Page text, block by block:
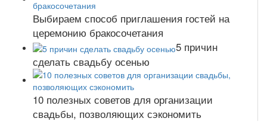
Выбираем способ приглашения гостей на
церемонию бракосочетания
5 причин
сделать свадьбу осенью
10 полезных советов для организации
свадьбы, позволяющих сэкономить